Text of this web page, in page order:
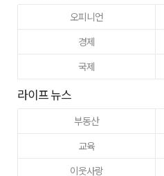
오피니언
경제
국제
라이프 뉴스
부동산
교육
이웃사랑